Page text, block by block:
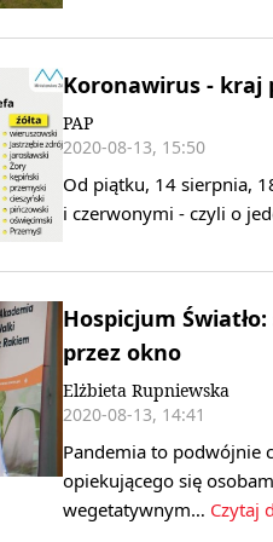
Koronawirus - kraj
PAP
2020-08-13, 15:50
Od piątku, 14 sierpnia,
i czerwonymi - czyli o
Hospicjum
przez okno
Elżbieta Rupniewska
2020-08-13, 14:41
Pandemia to podwójnie
opiekującego się
wegetatywnym… Czytaj